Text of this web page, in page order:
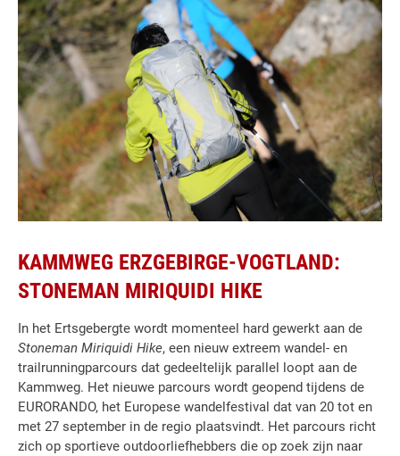
KAMMWEG ERZGEBIRGE-VOGTLAND:
STONEMAN MIRIQUIDI HIKE
In het Ertsgebergte wordt momenteel hard gewerkt aan de
Stoneman Miriquidi Hike, een nieuw extreem wandel- en
trailrunningparcours dat gedeeltelijk parallel loopt aan de
Kammweg. Het nieuwe parcours wordt geopend tijdens de
EURORANDO, het Europese wandelfestival dat van 20 tot en
met 27 september in de regio plaatsvindt. Het parcours richt
zich op sportieve outdoorliefhebbers die op zoek zijn naar